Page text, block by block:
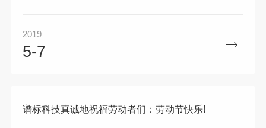
2019
5-7
谱标科技真诚地祝福劳动者们：劳动节快乐!